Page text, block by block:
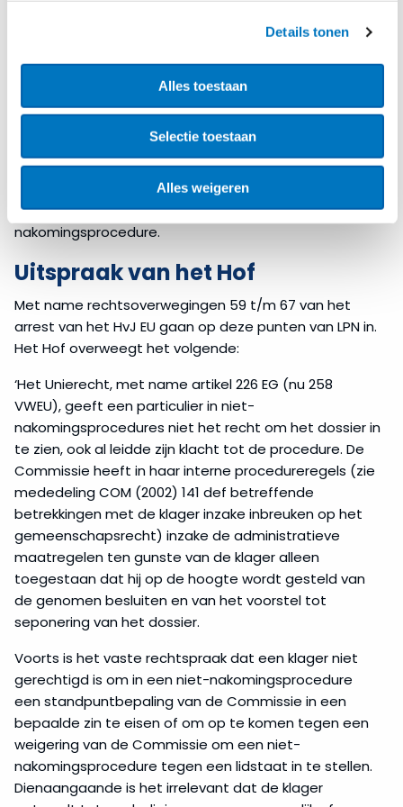
Details tonen
Alles toestaan
Selectie toestaan
Alles weigeren
Daarnaast is LPN het niet eens met het Gerecht, waar
het gaat om het aanhalen van het eerdere arrest
Commissie/ Technische Glaswerke Ilmenau (C-
139/07). De redenering in dat arrest is dat op basis van
een algemene aanname toegang tot documenten
betreffende controleprocedures inzake staatssteun
kan worden geweigerd. LPN vindt dat dit niet op
soortgelijke wijze kan worden toegepast op
documenten betreffende een niet-
nakomingsprocedure.
Uitspraak van het Hof
Met name rechtsoverwegingen 59 t/m 67 van het
arrest van het HvJ EU gaan op deze punten van LPN in.
Het Hof overweegt het volgende:
‘Het Unierecht, met name artikel 226 EG (nu 258
VWEU), geeft een particulier in niet-
nakomingsprocedures niet het recht om het dossier in
te zien, ook al leidde zijn klacht tot de procedure. De
Commissie heeft in haar interne procedureregels (zie
mededeling COM (2002) 141 def betreffende
betrekkingen met de klager inzake inbreuken op het
gemeenschapsrecht) inzake de administratieve
maatregelen ten gunste van de klager alleen
toegestaan dat hij op de hoogte wordt gesteld van
de genomen besluiten en van het voorstel tot
seponering van het dossier.
Voorts is het vaste rechtspraak dat een klager niet
gerechtigd is om in een niet-nakomingsprocedure
een standpuntbepaling van de Commissie in een
bepaalde zin te eisen of om op te komen tegen een
weigering van de Commissie om een niet-
nakomingsprocedure tegen een lidstaat in te stellen.
Dienaangaande is het irrelevant dat de klager